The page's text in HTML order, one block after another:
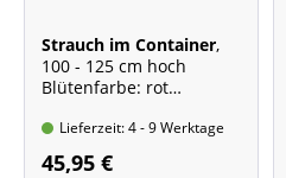
Strauch im Container,
100 - 125 cm hoch
Blütenfarbe: rot
Meter
Lieferzeit: 4 - 9 Werktage
45,95 €